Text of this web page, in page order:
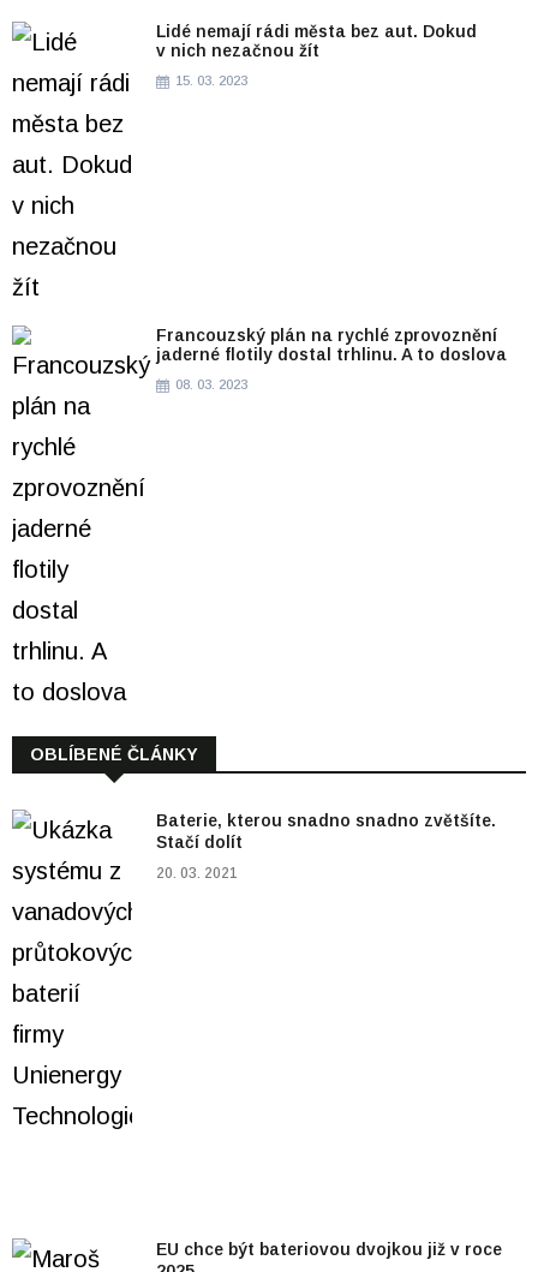
Lidé nemají rádi města bez aut. Dokud
v nich nezačnou žít
15. 03. 2023
Francouzský plán na rychlé zprovoznění
jaderné flotily dostal trhlinu. A to doslova
08. 03. 2023
OBLÍBENÉ ČLÁNKY
Baterie, kterou snadno snadno zvětšíte.
Stačí dolít
20. 03. 2021
EU chce být bateriovou dvojkou již v roce